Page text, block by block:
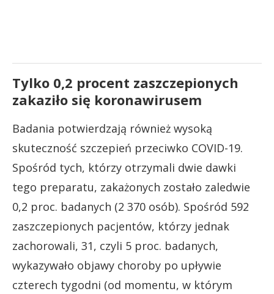
Tylko 0,2 procent zaszczepionych
zakaziło się koronawirusem
Badania potwierdzają również wysoką
skuteczność szczepień przeciwko COVID-19.
Spośród tych, którzy otrzymali dwie dawki
tego preparatu, zakażonych zostało zaledwie
0,2 proc. badanych (2 370 osób). Spośród 592
zaszczepionych pacjentów, którzy jednak
zachorowali, 31, czyli 5 proc. badanych,
wykazywało objawy choroby po upływie
czterech tygodni (od momentu, w którym